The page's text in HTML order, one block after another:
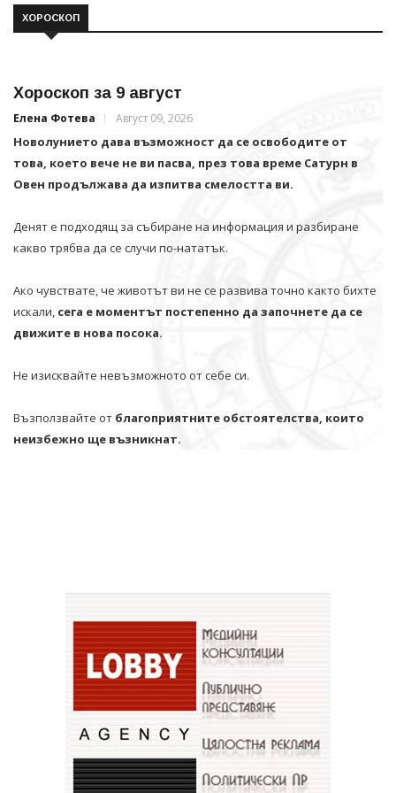
ХОРОСКОП
Хороскоп за 9 август
Елена Фотева Август 09, 2026
Новолунието дава възможност да се освободите от
това, което вече не ви пасва, през това време Сатурн в
Овен продължава да изпитва смелостта ви.
Денят е подходящ за събиране на информация и разбиране
какво трябва да се случи по-нататък.
Ако чувствате, че животът ви не се развива точно както бихте
искали, сега е моментът постепенно да започнете да се
движите в нова посока.
Не изисквайте невъзможното от себе си.
Възползвайте от благоприятните обстоятелства, които
неизбежно ще възникнат.